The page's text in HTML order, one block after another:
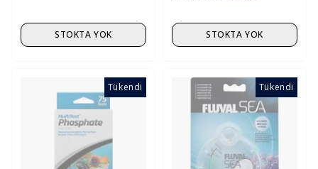
STOKTA YOK STOKTA YOK
Tükendi Tükendi